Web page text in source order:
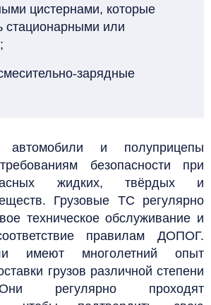
цистернами, которые
стационарными или
зарядные
автомобили и полуприцепы
безопасности при
жидких, твёрдых и
Грузовые ТС регулярно
техническое обслуживание и
правилам ДОПОГ.
имеют многолетний опыт
грузов различной степени
регулярно проходят